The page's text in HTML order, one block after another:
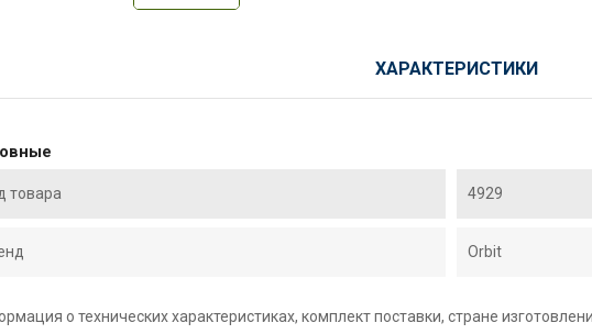
ХАРАКТЕРИСТИКИ
товара 4929
Orbit
о технических характеристиках, комплект поставки, стране